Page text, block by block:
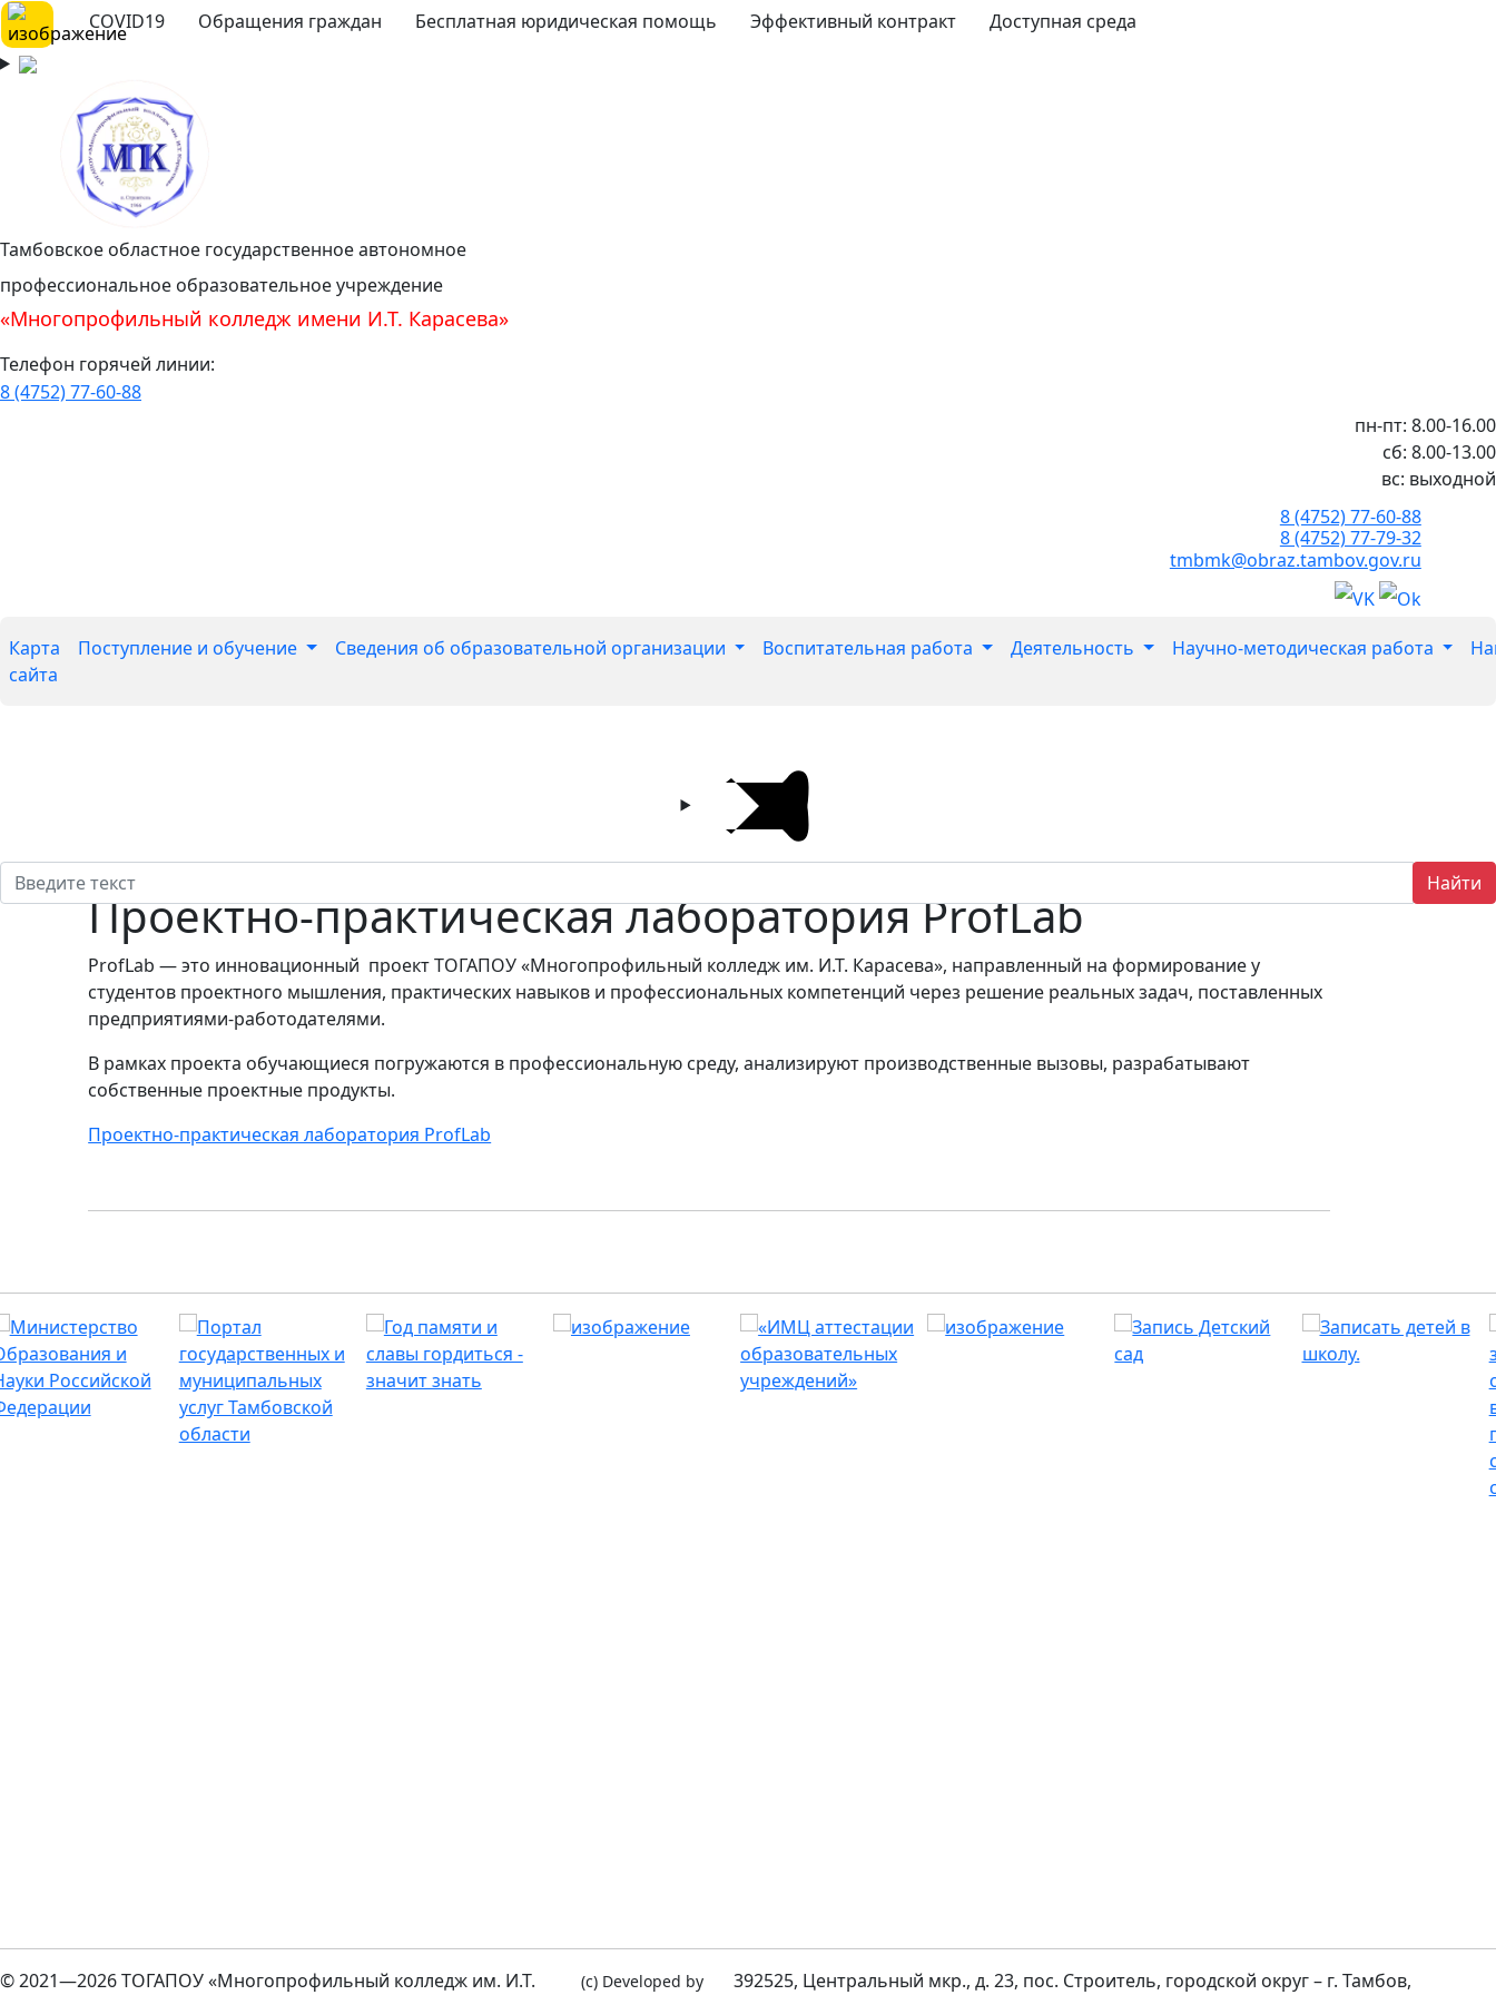
COVID19 Обращения граждан Бесплатная юридическая помощь Эффективный контракт Доступная среда
Тамбовское областное государственное автономное
профессиональное образовательное учреждение
«Многопрофильный колледж имени И.Т. Карасева»
Телефон горячей линии:
8 (4752) 77-60-88
пн-пт: 8.00-16.00
сб: 8.00-13.00
вс: выходной
8 (4752) 77-60-88
8 (4752) 77-79-32
tmbmk@obraz.tambov.gov.ru
Карта
сайта
Поступление и обучение Сведения об образовательной организации Воспитательная работа Деятельность Научно-методическая работа
Найти
Проектно-практическая лаборатория ProfLab
ProfLab — это инновационный проект ТОГАПОУ «Многопрофильный колледж им. И.Т. Карасева», направленный на формирование у
студентов проектного мышления, практических навыков и профессиональных компетенций через решение реальных задач, поставленных
предприятиями-работодателями.
В рамках проекта обучающиеся погружаются в профессиональную среду, анализируют производственные вызовы, разрабатывают
собственные проектные продукты.
Проектно-практическая лаборатория ProfLab
© 2021—2026 ТОГАПОУ «Многопрофильный колледж им. И.Т.
(c) Developed by
392525, Центральный мкр., д. 23, пос. Строитель, городской округ – г. Тамбов,